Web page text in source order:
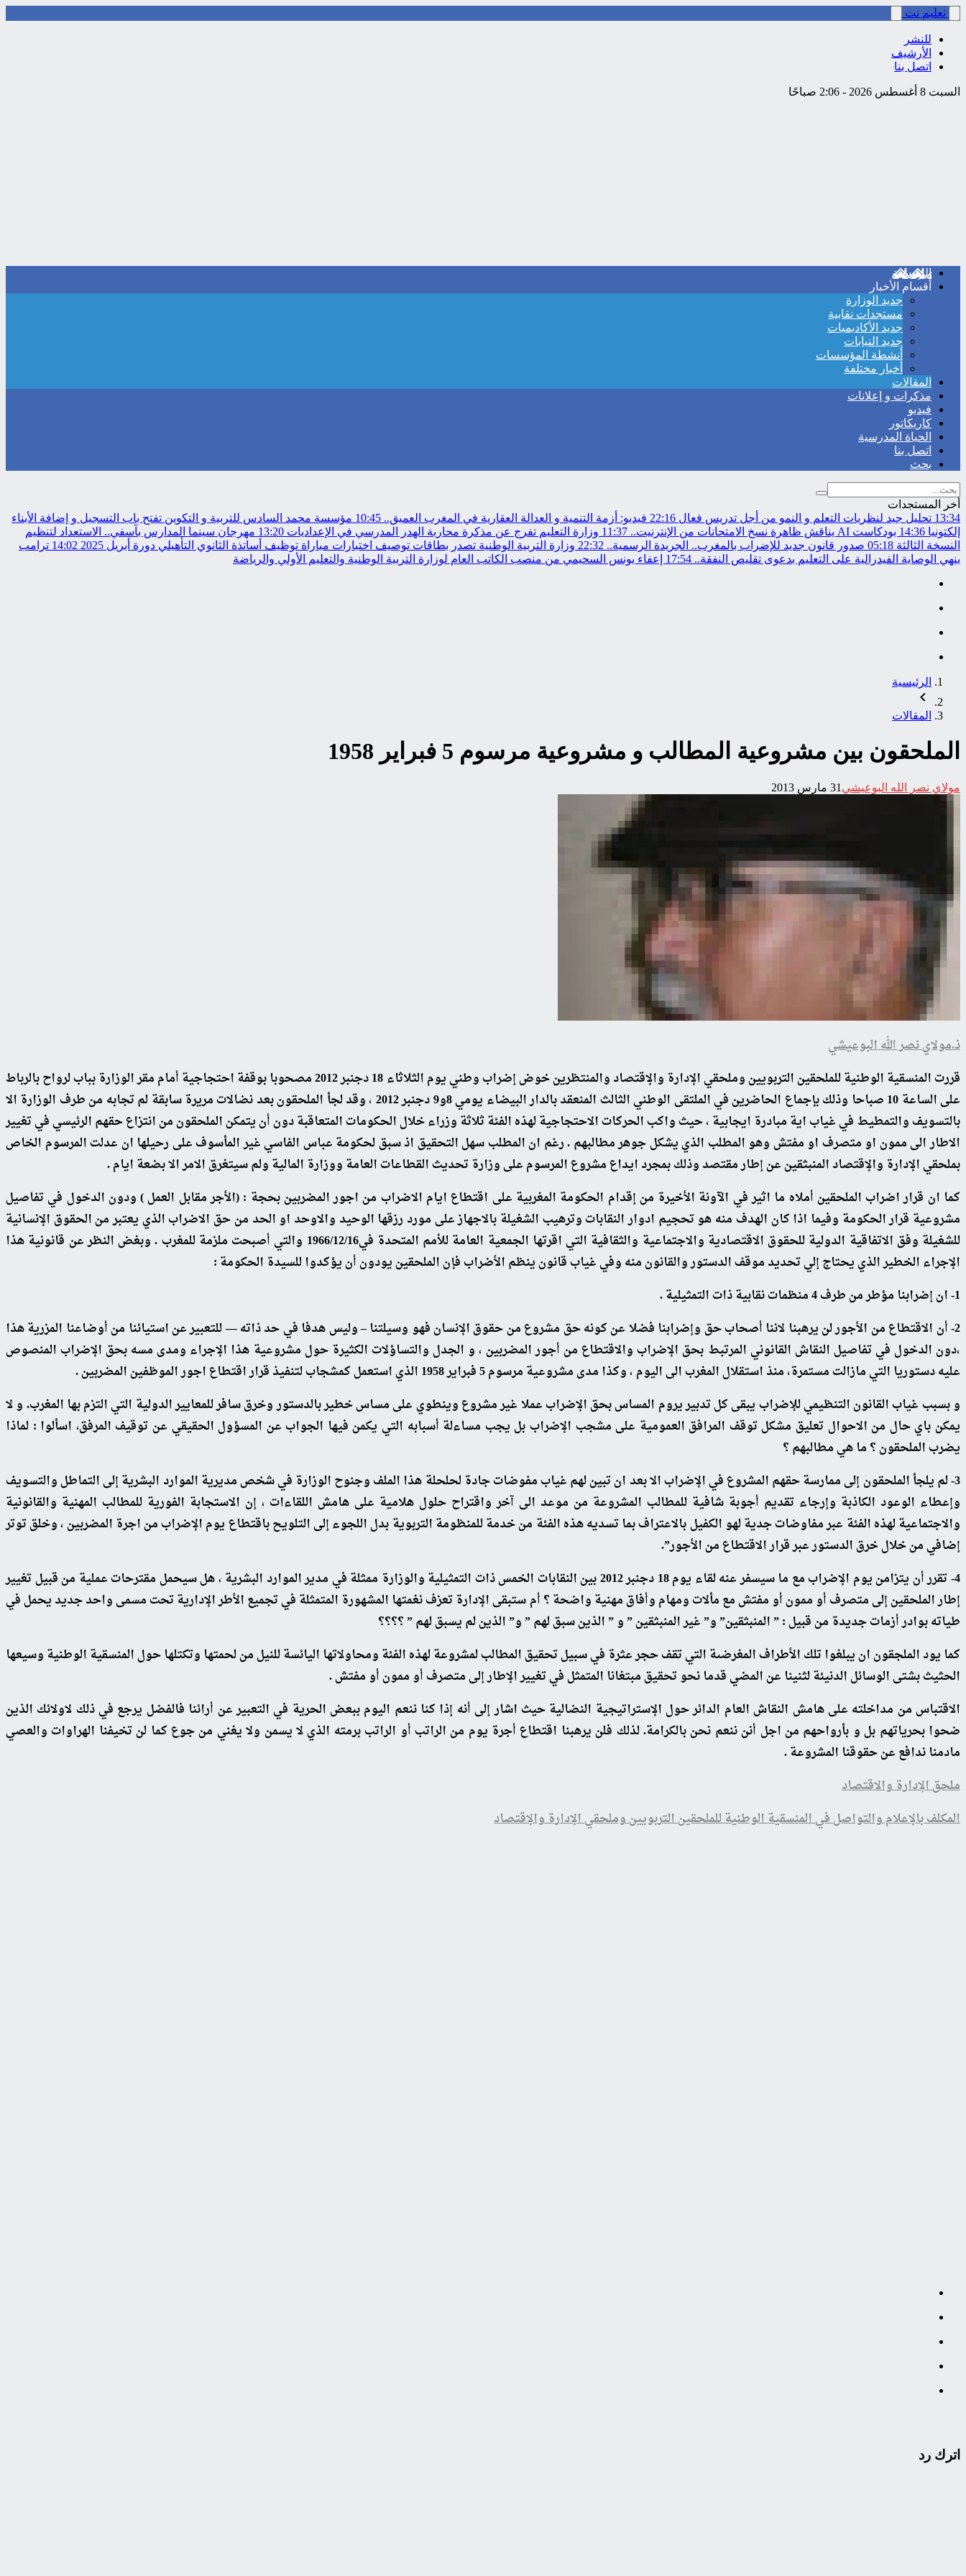
تعليم نت
للنشر
الأرشيف
اتصل بنا
السبت 8 أغسطس 2026 - 2:06 صباحًا
الرئيسية
أقسام الأخبار
جديد الوزارة
مستجدات نقابية
جديد الأكاديميات
جديد النيابات
أنشطة المؤسسات
أخبار مختلفة
المقالات
مذكرات و إعلانات
فيديو
كاريكاتور
الحياة المدرسية
اتصل بنا
بحث
أخر المستجدات
13:34 تحليل جيد لنظريات التعلم و النمو من أجل تدريس فعال 22:16 فيديو: أزمة التنمية و العدالة العقارية في المغرب العميق.. 10:45 مؤسسة محمد السادس للتربية و التكوين تفتح باب التسجيل و إضافة الأبناء
إلكتونيا 14:36 بودكاست AI يناقش ظاهرة نسخ الامتحانات من الإنترنيت.. 11:37 وزارة التعليم تفرج عن مذكرة محاربة الهدر المدرسي في الإعداديات 13:20 مهرجان سينما المدارس بآسفي.. الاستعداد لتنظيم
النسخة الثالثة 05:18 صدور قانون جديد للإضراب بالمغرب.. الجريدة الرسمية.. 22:32 وزارة التربية الوطنية تصدر بطاقات توصيف اختبارات مباراة توظيف أساتذة الثانوي التأهيلي دورة أبريل 2025 14:02 ترامب
ينهي الوصاية الفيدرالية على التعليم بدعوى تقليص النفقة.. 17:54 إعفاء يونس السحيمي من منصب الكاتب العام لوزارة التربية الوطنية والتعليم الأولي والرياضة
الرئيسية
المقالات
الملحقون بين مشروعية المطالب و مشروعية مرسوم 5 فبراير 1958
مولاي نصر الله البوعيشي 31 مارس 2013
ذ.مولاي نصر الله البوعيشي
قررت المنسقية الوطنية للملحقين التربويين وملحقي الإدارة والإقتصاد والمنتظرين خوض إضراب وطني يوم الثلاثاء 18 دجنبر 2012 مصحوبا بوقفة احتجاجية أمام مقر الوزارة بباب لرواح بالرباط
على الساعة 10 صباحا وذلك بإجماع الحاضرين في الملتقى الوطني الثالث المنعقد بالدار البيضاء يومي 8و9 دجنبر 2012 ، وقد لجأ الملحقون بعد نضالات مريرة سابقة لم تجابه من طرف الوزارة الا
بالتسويف والتمطيط في غياب اية مبادرة ايجابية ، حيث واكب الحركات الاحتجاجية لهذه الفئة ثلاثة وزراء خلال الحكومات المتعاقبة دون أن يتمكن الملحقون من انتزاع حقهم الرئيسي في تغيير
الاطار الى ممون او متصرف او مفتش وهو المطلب الذي يشكل جوهر مطالبهم . رغم ان المطلب سهل التحقيق اذ سبق لحكومة عباس الفاسي غير المأسوف على رحيلها ان عدلت المرسوم الخاص
بملحقي الإدارة والإقتصاد المنبثقين عن إطار مقتصد وذلك بمجرد ايداع مشروع المرسوم على وزارة تحديث القطاعات العامة ووزارة المالية ولم سيتغرق الامر الا بضعة ايام .
كما ان قرار اضراب الملحقين أملاه ما اثير في الآونة الأخيرة من إقدام الحكومة المغربية على اقتطاع ايام الاضراب من اجور المضربين بحجة : (الأجر مقابل العمل ) ودون الدخول في تفاصيل
مشروعية قرار الحكومة وفيما اذا كان الهدف منه هو تحجيم ادوار النقابات وترهيب الشغيلة بالاجهاز على مورد رزقها الوحيد والاوحد او الحد من حق الاضراب الذي يعتبر من الحقوق الإنسانية
للشغيلة وفق الاتفاقية الدولية للحقوق الاقتصادية والاجتماعية والثقافية التي اقرتها الجمعية العامة للأمم المتحدة في‏1966/12/16‏ والتي أصبحت ملزمة للمغرب ‏.‏ وبغض النظر عن قانونية هذا
الإجراء الخطير الذي يحتاج إلي تحديد موقف الدستور والقانون منه وفي غياب قانون ينظم الأضراب فإن الملحقين يودون أن يؤكدوا للسيدة الحكومة :
1- ان إضرابنا مؤطر من طرف 4 منظمات نقابية ذات التمثيلية .
2- أن الاقتطاع من الأجور لن يرهبنا لاننا أصحاب حق وإضرابنا فضلا عن كونه حق مشروع من حقوق الإنسان فهو وسيلتنا – وليس هدفا في حد ذاته — للتعبير عن استيائنا من أوضاعنا المزرية هذا
،دون الدخول في تفاصيل النقاش القانوني المرتبط بحق الإضراب والاقتطاع من أجور المضربين ، و الجدل والتساؤلات الكثيرة حول مشروعية هذا الإجراء ومدى مسه بحق الإضراب المنصوص
عليه دستوريا التي مازالت مستمرة، منذ استقلال المغرب الى اليوم ، وكذا مدى مشروعية مرسوم 5 فبراير 1958 الذي استعمل كمشجاب لتنفيذ قرار اقتطاع اجور الموظفين المضربين .
و بسبب غياب القانون التنظيمي للإضراب يبقى كل تدبير يروم المساس بحق الإضراب عملا غير مشروع وينطوي على مساس خطير بالدستور وخرق سافر للمعايير الدولية التي التزم بها المغرب. و لا
يمكن باي حال من الاحوال تعليق مشكل توقف المرافق العمومية على مشجب الإضراب بل يجب مساءلة أسبابه التي يكمن فيها الجواب عن المسؤول الحقيقي عن توقيف المرفق٬ اسألوا : لماذا
يضرب الملحقون ؟ ما هي مطالبهم ؟
3- لم يلجأ الملحقون إلى ممارسة حقهم المشروع في الإضراب الا بعد ان تبين لهم غياب مفوضات جادة لحلحلة هذا الملف وجنوح الوزارة في شخص مديرية الموارد البشرية إلى التماطل والتسويف
وإعطاء الوعود الكاذبة وإرجاء تقديم أجوبة شافية للمطالب المشروعة من موعد الى آخر واقتراح حلول هلامية على هامش اللقاءات ٬ إن الاستجابة الفورية للمطالب المهنية والقانونية
والاجتماعية لهذه الفئة عبر مفاوضات جدية لهو الكفيل بالاعتراف بما تسديه هذه الفئة من خدمة للمنظومة التربوية بدل اللجوء إلى التلويح باقتطاع يوم الإضراب من اجرة المضربين ٬ وخلق توتر
إضافي من خلال خرق الدستور عبر قرار الاقتطاع من الأجور”.
4- تقرر أن يتزامن يوم الإضراب مع ما سيسفر عنه لقاء يوم 18 دجنبر 2012 بين النقابات الخمس ذات التمثيلية والوزارة ممثلة في مدير الموارد البشرية ، هل سيحمل مقترحات عملية من قبيل تغيير
إطار الملحقين إلى متصرف أو ممون أو مفتش مع مألات ومهام وأفاق مهنية واضحة ؟ أم ستبقى الإدارة تعزف نغمتها المشهورة المتمثلة في تجميع الأطر الإدارية تحت مسمى واحد جديد يحمل في
طياته بوادر أزمات جديدة من قبيل : ” المنبثقين” و” غير المنبثقين ” و ” الذين سبق لهم ” و” الذين لم يسبق لهم ” ؟؟؟؟
كما يود الملجقون ان يبلغوا تلك الأطراف المغرضىة التي تقف حجر عثرة في سبيل تحقيق المطالب لمشروعة لهذه الفئة ومحاولاتها اليائسة للنيل من لحمتها وتكتلها حول المنسقية الوطنية وسيعها
الحثيث بشتى الوسائل الدنيئة لثنينا عن المضي قدما نحو تحقيق مبتغانا المتمثل في تغيير الإطار إلى متصرف أو ممون أو مفتش .
الاقتباس من مداخلته على هامش النقاش العام الدائر حول الإستراتيجية النضالية حيث اشار إلى أنه إذا كنا ننعم اليوم ببعض الحرية في التعبير عن أرائنا فالفضل يرجع في ذلك لاولائك الذين
ضحوا بحرياتهم بل و بأرواحهم من اجل أنن ننعم نحن بالكرامة. لذلك فلن يرهبنا اقتطاع أجرة يوم من الراتب أو الراتب برمته الذي لا يسمن ولا يغني من جوع كما لن تخيفنا الهراوات والعصي
مادمنا ندافع عن حقوقنا المشروعة .
ملحق الإدارة والاقتصاد
المكلف بالإعلام والتواصل في المنسقية الوطنية للملحقين التربويين وملحقي الإدارة والإقتصاد
اترك رد